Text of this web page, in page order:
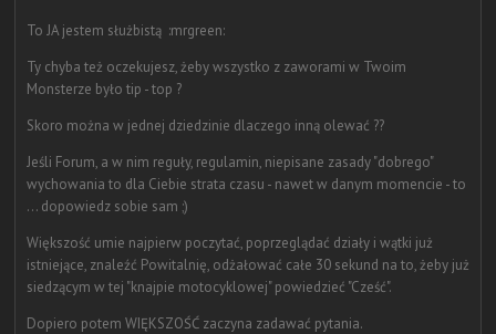
To JA jestem służbistą :mrgreen:
Ty chyba też oczekujesz, żeby wszystko z zaworami w Twoim
Monsterze było tip - top ?
Skoro można w jednej dziedzinie dlaczego inną olewać ??
Jeśli Forum, a w nim reguły, regulamin, niepisane zasady "dobrego"
wychowania to dla Ciebie strata czasu - nawet w danym momencie - to
... dopowiedz sobie sam ;)
Większość umie najpierw poczytać, poprzeglądać działy i wątki już
istniejące, znaleźć Powitalnię, odżałować całe 30 sekund na to, żeby już
siedzącym w tej "knajpie motocyklowej" powiedzieć "Cześć".
Dopiero potem WIĘKSZOŚĆ zaczyna zadawać pytania.